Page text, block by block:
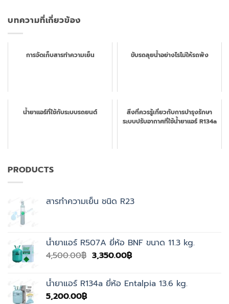
บทความที่เกี่ยวข้อง
การจัดเก็บสารทำความเย็น ขับรถลุยน้ำอย่างไรไม่ให้รถพัง
น้ำยาแอร์ที่ใช้กับระบบรถยนต์
สิ่งที่ควรรู้เกี่ยวกับการบำรุงรักษา
ระบบปรับอากาศที่ใช้น้ำยาแอร์ R134a
PRODUCTS
สารทำความเย็น ชนิด R23
น้ำยาแอร์ R507A ยี่ห้อ BNF ขนาด 11.3 kg.
4,500.00฿ Original
4,500.00฿.
3,350.00฿Current
3,350.00฿.
น้ำยาแอร์ R134a ยี่ห้อ Entalpia 13.6 kg.
5,200.00฿